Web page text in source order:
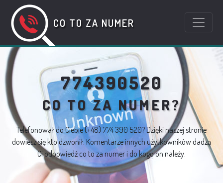
CO TO ZA NUMER
774390520
CO TO ZA NUMER?
Telefonował do Ciebie(+48) 774 390 520? Dzięki naszej stronie
dowiesz się kto dzwonił. Komentarze innych użytkowników dadzą
Ci odpowiedź co to za numer i do kogo on należy.